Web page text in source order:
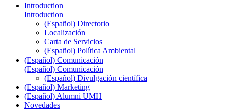
Introduction
Introduction
(Español) Directorio
Localización
Carta de Servicios
(Español) Política Ambiental
(Español) Comunicación
(Español) Comunicación
(Español) Divulgación científica
(Español) Marketing
(Español) Alumni UMH
Novedades